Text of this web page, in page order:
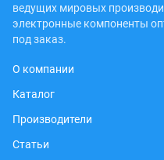
ведущих мировых
электронные компоненты
под заказ.
О компании
Каталог
Производители
Статьи